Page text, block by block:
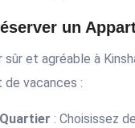
un
sûr et agréable à
vacances :
: Choisissez